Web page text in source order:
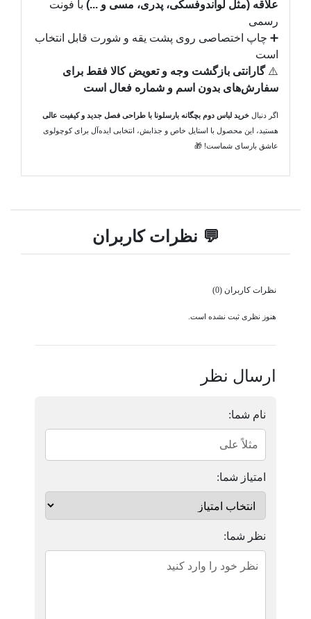
علاقه (مثل لواندوفسکی، پدری، مسی و ...) با فونت
رسمی
➕ چاپ اختصاصی روی پشت یقه و شورت قابل انتخاب
است
⚠️گارانتی بازگشت وجه و تعویض کالا فقط برای
سفارش‌های بدون اسم و شماره فعال است
اگر دنبال خرید لباس دوم بچگانه بارسلونا با طراحی فصل جدید و کیفیت عالی
هستید، این محصول با استایل خاص و جذابش، انتخابی ایده‌آل برای کوچولوی
عاشق بارسای شماست! 🎁
💬 نظرات کاربران
نظرات کاربران (0)
هنوز نظری ثبت نشده است.
ارسال نظر
نام شما:
امتیاز شما:
نظر شما: